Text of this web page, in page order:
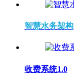
智慧水务架构
收费系统1.0